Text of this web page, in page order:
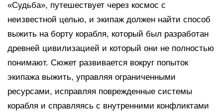
«Судьба», путешествует через космос с
неизвестной целью, и экипаж должен найти способ
выжить на борту корабля, который был разработан
древней цивилизацией и который они не полностью
понимают. Сюжет развивается вокруг попыток
экипажа выжить, управляя ограниченными
ресурсами, исправляя поврежденные системы
корабля и справляясь с внутренними конфликтами